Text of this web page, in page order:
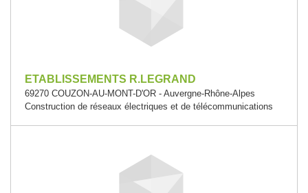
ETABLISSEMENTS R.LEGRAND
69270 COUZON-AU-MONT-D'OR - Auvergne-Rhône-Alpes
Construction de réseaux électriques et de télécommunications